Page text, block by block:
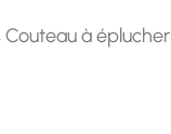
Couteau à éplucher